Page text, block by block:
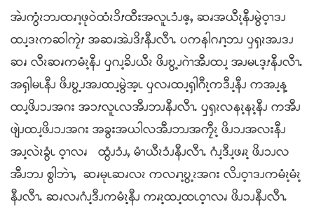
အဲၪကွံၩဘၪထၧၫ့ဖုဝဲထံၩၥိၭထီးအလူၬၥံၪဧ့ႇ ဆၧအယီၩ့နီၪမွဲဝ့ၫဒၪ
ထၪ့ဒၩကဆါကၠဲၭ အဆၧအဲၪဒိၭနီၪလီၫႉ ပကနါဂၧၫ့ဘၪ ၦၡၩအၪဒၪ
ဆၧ လီၩဆၧကမံၩ့နီၪ ၦဂၪ့ခိၪယီၩ ဖိၪဎွ့ၪဂဲၫအီၪထၪ့ အၪမၬဒ့ၭနီၪလီၫႉ
အၡါမၬနီၪ ဖိၪဎွ့ၪအၪထၪ့မွဲအ့ၬ ၦလၧထၪ့ၡါဂီၩ့ကဒီၪ့နီၪ ကအၪ့န့
ထၪ့ဖိၪၥၪအဂး အၥၭလူၬလအီၪဘၪနီၪလီၫႉ ၦၡၩလနၩ့နၩ့နီၪ ကအီၪ
ဖျဲၪထၪ့ဖိၪၥၪအဂး အခွးအယါလအီၪဘၪအကၠီၩ့ ဖိၪၥၪအလးနီၪ
အၪ့လဲၩခွံၬ ဝ့ၫလၧ ထွံၪၥံၪႇ မံၫယီၩၥံၪနီၪလီၫႉ ဂံၪ့ဒီၪ့ဖၧၩ့ ဖိၪၥၪလ
အီၪဘၪ စွါဘဲၫႇ ဆၧမုၬဆၧလၩ ကလၧၫ့ဎွ့ၩအဂး လိၪဝ့ၫဒၪကမံၩ့မံၩ့
နီၪလီၫႉ ဆၧလၧဂံၪ့ဒီၪကမံၩ့နီၪ ကၧၩ့ထၪ့ထၬဝ့ၫလၧ ဖိၪၥၪနီၪလီၫႉ